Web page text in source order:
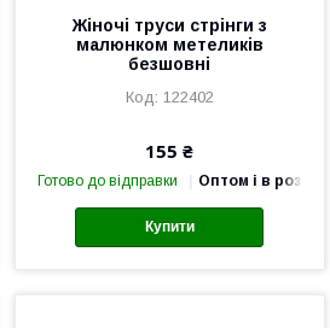
Жіночі труси стрінги з
малюнком метеликів
безшовні
122402
155 ₴
Готово до відправки Оптом і в роздріб
Купити